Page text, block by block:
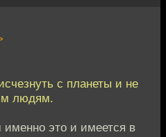
с планеты и не
людям.
это и имеется в